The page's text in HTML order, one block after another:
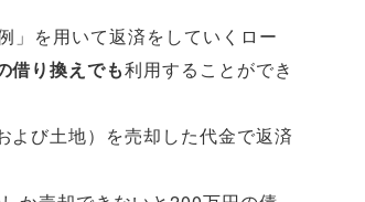
」を用いて返済をしていくロー
借り換えでも利用することができ
よび土地）を売却した代金で返済